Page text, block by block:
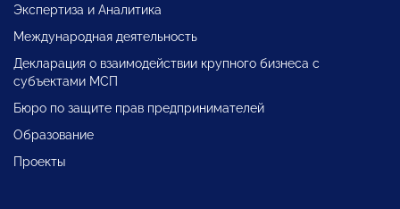
Экспертиза и Аналитика
Международная деятельность
Декларация о взаимодействии крупного бизнеса с
субъектами МСП
Бюро по защите прав предпринимателей
Образование
Проекты